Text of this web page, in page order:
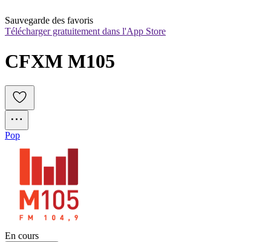
Sauvegarde des favoris
Télécharger gratuitement dans l'App Store
CFXM M105
Pop
En cours